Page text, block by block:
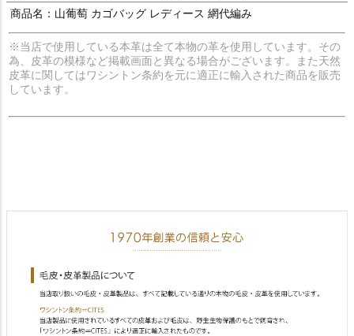
商品名：山葡萄 カゴバッグ レディース 網代編み
※当店で使用している本革は全て本物の革を使用しています。その
為、皮革の模様など掲載画面と異なる場合がございます。また天然
皮革に関してはワシントン条約を元に適正に輸入された商品を販売
しています。